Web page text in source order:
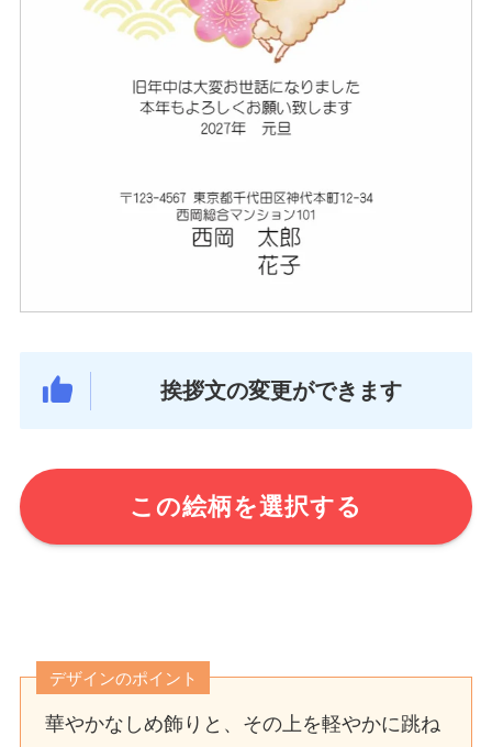
挨拶文の変更ができます
この絵柄を選択する
デザインのポイント
華やかなしめ飾りと、その上を軽やかに跳ね